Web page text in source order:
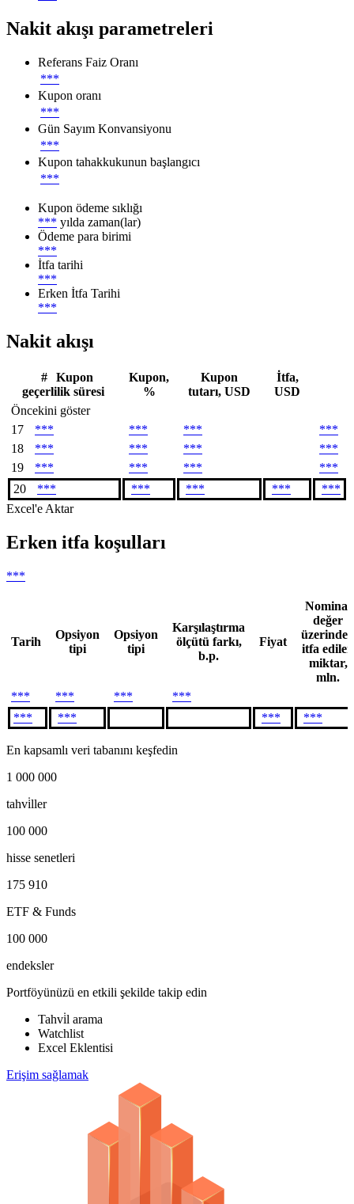
Nakit akışı parametreleri
Referans Faiz Oranı
***
Kupon oranı
***
Gün Sayım Konvansiyonu
***
Kupon tahakkukunun başlangıcı
***
Kupon ödeme sıklığı
*** yılda zaman(lar)
Ödeme para birimi
***
İtfa tarihi
***
Erken İtfa Tarihi
***
Nakit akışı
#
Kupon
geçerlilik süresi
Kupon,
%
Kupon
tutarı, USD
İtfa,
USD
Öncekini göster
17
*** *** ***
***
18
*** *** ***
***
19
*** *** ***
***
20
*** *** *** ***
***
Excel'e Aktar
Erken itfa koşulları
***
Tarih
Opsiyon
tipi
Opsiyon
tipi
Karşılaştırma
ölçütü farkı,
b.p.
Fiyat
Nominal
değer
üzerinden
itfa edilen
miktar,
mln.
***
*** ***
***
***
*** *** ***
En kapsamlı veri tabanını keşfedin
1 000 000
tahvi̇ller
100 000
hisse senetleri
175 910
ETF & Funds
100 000
endeksler
Portföyünüzü en etkili şekilde takip edin
Tahvi̇l arama
Watchlist
Excel Eklentisi
Erişim sağlamak